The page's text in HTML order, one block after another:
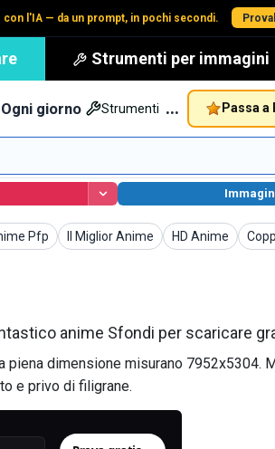
con l'IA — da un prompt, in pochi secondi.
Strumenti per immagini
Ogni giorno Strumenti … Passa a
Pfp Il Miglior Anime
Sfondi HD Anime
Sfondi
anime Sfondi per scaricare
piena dimensione misurano 7952x5304.
e privo di filigrane.